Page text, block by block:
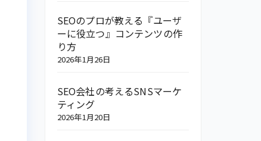
SEOのプロが教える『ユーザ
ーに役立つ』コンテンツの作
り方
2026年1月26日
SEO会社の考えるSNSマーケ
ティング
2026年1月20日